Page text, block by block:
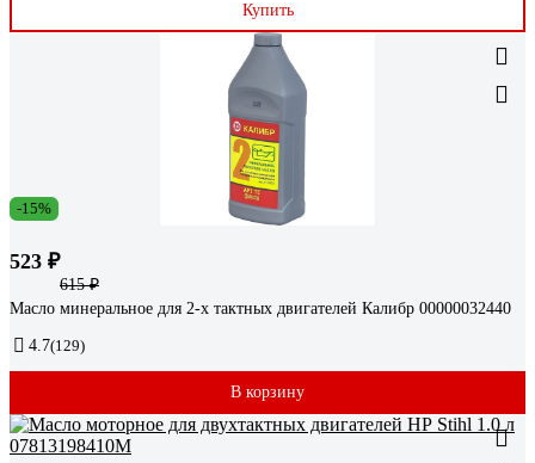
Купить
-15%
523 ₽
615 ₽
Масло минеральное для 2-х тактных двигателей Калибр 00000032440
4.7(129)
В корзину